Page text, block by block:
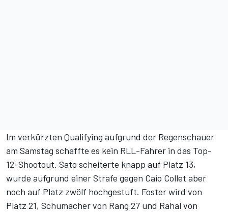
Im verkürzten Qualifying aufgrund der Regenschauer
am Samstag schaffte es kein RLL-Fahrer in das Top-
12-Shootout. Sato scheiterte knapp auf Platz 13,
wurde aufgrund einer Strafe gegen Caio Collet aber
noch auf Platz zwölf hochgestuft. Foster wird von
Platz 21, Schumacher von Rang 27 und Rahal von